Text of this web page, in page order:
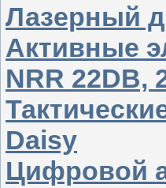
Лазерный
Активные
NRR 22DB,
Daisy
Цифровой